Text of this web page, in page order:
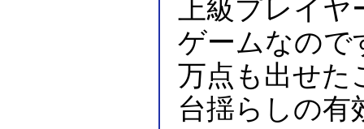
上級プレイヤ
ゲームなので
万点も出せた
台揺らしの有